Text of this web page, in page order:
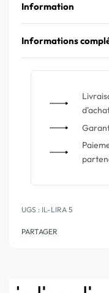
Information
Informations
IL-LIRA 5
PARTAGER